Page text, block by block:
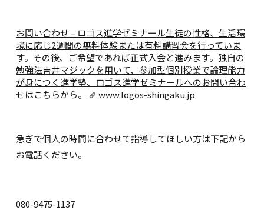
お問い合わせ – ロゴス進学ゼミナール生徒の性格、生活環
境に応じ2週間の無料体験または有料講習会を行っていま
す。その後、ご希望であれば正式入会と進みます。独自の
勉強法吉井マジックを用いて、参加型個別授業で論理能力
が身につく進学塾、ロゴス進学ゼミナールへのお問い合わ
せはこちらから。
www.logos-shingaku.jp
急ぎで個人の時間に合わせて指導してほしい方は下記から
お電話ください。
080-9475-1137